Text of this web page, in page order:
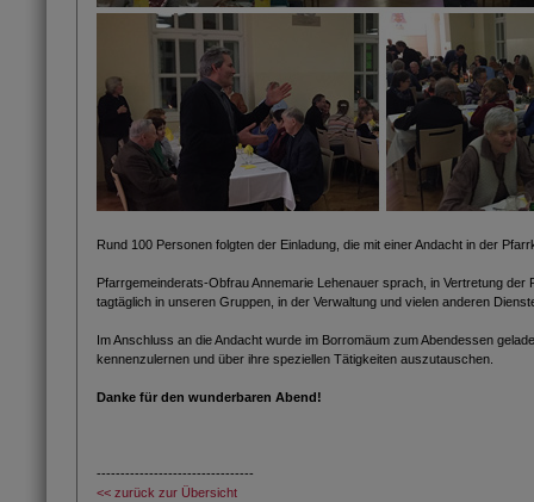
Rund 100 Personen folgten der Einladung, die mit einer Andacht in der
Pfarrgemeinderats-Obfrau Annemarie Lehenauer sprach, in Vertretung
tagtäglich in unseren Gruppen, in der Verwaltung und vielen anderen
Im Anschluss an die Andacht wurde im Borromäum zum Abendessen
kennenzulernen und über ihre speziellen Tätigkeiten auszutauschen.
Danke für den wunderbaren Abend!
---------------------------------
<< zurück zur Übersicht